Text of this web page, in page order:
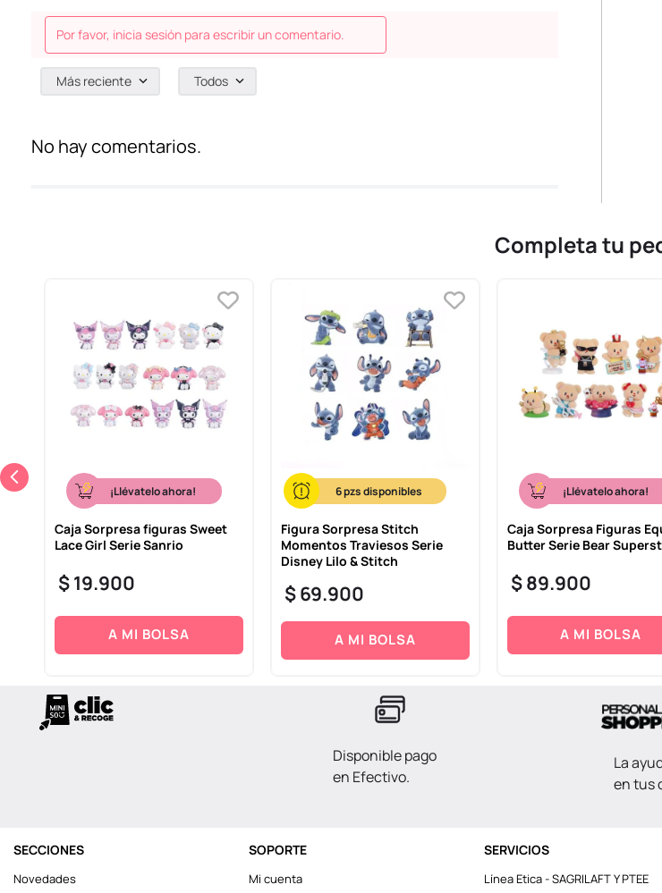
Por favor, inicia sesión para escribir un comentario.
Más reciente Todos
No hay comentarios.
Completa tu
¡Llévatelo ahora!
Caja Sorpresa figuras Sweet
Lace Girl Serie Sanrio
$19.900
A MI BOLSA
6
Figura Sorpresa Stitch
Momentos Traviesos Serie
Disney Lilo & Stitch
$69.900
A MI BOLSA
¡Llévatelo ahora!
Caja Sorpresa Figuras
Butter Serie Bear
$89.900
A MI BOLSA
Disponible pago
en Efectivo.
La
en tus
SECCIONES
Novedades
SOPORTE
Mi cuenta
SERVICIOS
Línea Etica - SAGRILAFT Y PTEE